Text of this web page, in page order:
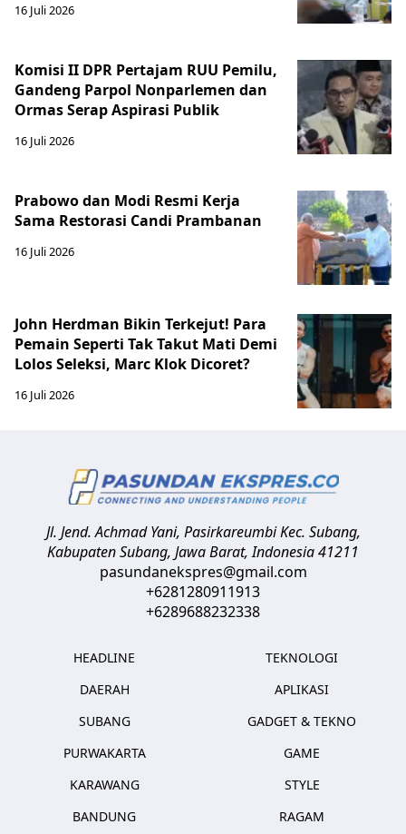
16 Juli 2026
Komisi II DPR Pertajam RUU Pemilu,
Gandeng Parpol Nonparlemen dan
Ormas Serap Aspirasi Publik
16 Juli 2026
Prabowo dan Modi Resmi Kerja
Sama Restorasi Candi Prambanan
16 Juli 2026
John Herdman Bikin Terkejut! Para
Pemain Seperti Tak Takut Mati Demi
Lolos Seleksi, Marc Klok Dicoret?
16 Juli 2026
Jl. Jend. Achmad Yani, Pasirkareumbi Kec. Subang,
Kabupaten Subang, Jawa Barat,Indonesia41211
pasundanekspres@gmail.com
+6281280911913
+6289688232338
HEADLINE
DAERAH
SUBANG
PURWAKARTA
KARAWANG
BANDUNG
TEKNOLOGI
APLIKASI
GADGET & TEKNO
GAME
STYLE
RAGAM